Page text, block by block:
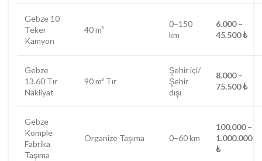
Gebze 10
Teker
Kamyon
40 m³
0–150
km
6.000 –
45.500 ₺
Gebze
13.60 Tır
Nakliyat
90 m³ Tır
Şehir içi/
Şehir
dışı
8.000 –
75.500 ₺
Gebze
Komple
Fabrika
Taşıma
Organize Taşıma 0–60 km
100.000 –
1.000.000
₺